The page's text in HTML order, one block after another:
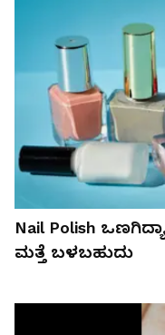
Nail Polish
ಮತ್ತೆ ಬಳಬಹುದು